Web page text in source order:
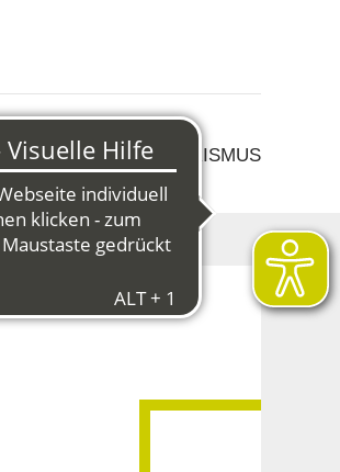
KULTUR & TOURISMUS